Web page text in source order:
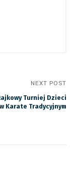
NEXT POST
Turniej Dzieci
w Karate Tradycyjnym